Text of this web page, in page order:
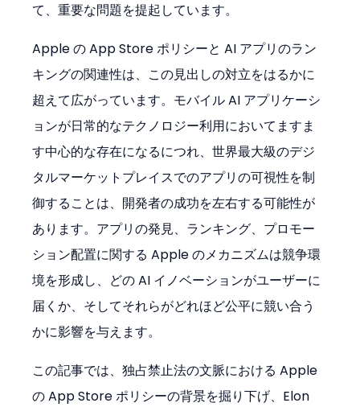
て、重要な問題を提起しています。
Apple の App Store ポリシーと AI アプリのラン
キングの関連性は、この見出しの対立をはるかに
超えて広がっています。モバイル AI アプリケーシ
ョンが日常的なテクノロジー利用においてますま
す中心的な存在になるにつれ、世界最大級のデジ
タルマーケットプレイスでのアプリの可視性を制
御することは、開発者の成功を左右する可能性が
あります。アプリの発見、ランキング、プロモー
ション配置に関する Apple のメカニズムは競争環
境を形成し、どの AI イノベーションがユーザーに
届くか、そしてそれらがどれほど公平に競い合う
かに影響を与えます。
この記事では、独占禁止法の文脈における Apple
の App Store ポリシーの背景を掘り下げ、Elon